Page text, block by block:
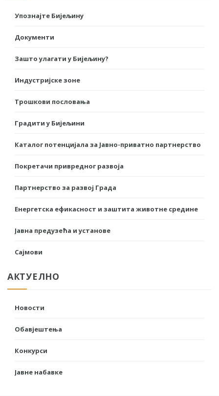
Упознајте Бијељину
Документи
Зашто улагати у Бијељину?
Индустријске зоне
Трошкови пословања
Градити у Бијељини
Каталог потенцијала за Јавно-приватно партнерство
Покретачи привредног развоја
Партнерство за развој Града
Енергетска ефикасност и заштита животне средине
Јавна предузећа и установе
Сајмови
АКТУЕЛНО
Новости
Обавјештења
Конкурси
Јавне набавке